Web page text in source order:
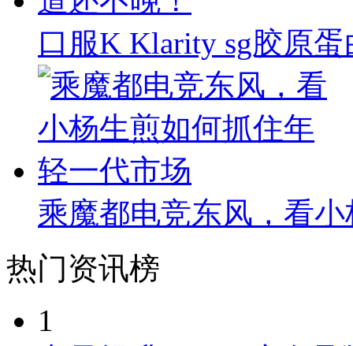
口服K Klarity sg胶原
乘魔都电竞东风，看
热门资讯榜
1